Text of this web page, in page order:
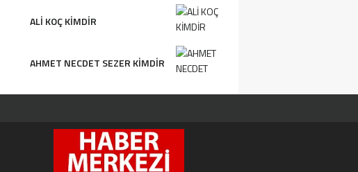
ALI KOÇ KIMDIR
AHMET NECDET SEZER KIMDIR